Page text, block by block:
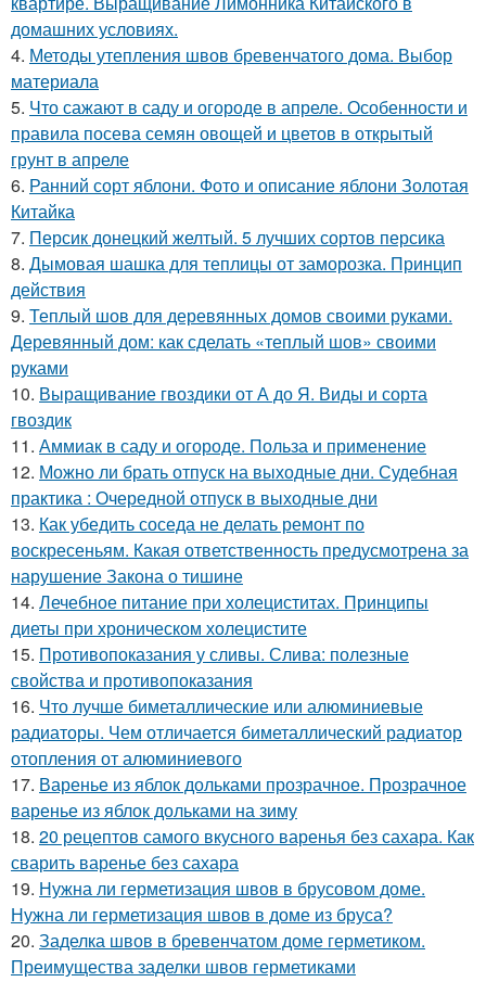
домашних условиях.
4. Методы утепления швов бревенчатого дома. Выбор
материала
5. Что сажают в саду и огороде в апреле. Особенности и
правила посева семян овощей и цветов в открытый
грунт в апреле
6. Ранний сорт яблони. Фото и описание яблони Золотая
Китайка
7. Персик донецкий желтый. 5 лучших сортов персика
8. Дымовая шашка для теплицы от заморозка. Принцип
действия
9. Теплый шов для деревянных домов своими руками.
Деревянный дом: как сделать «теплый шов» своими
руками
10. Выращивание гвоздики от А до Я. Виды и сорта
гвоздик
11. Аммиак в саду и огороде. Польза и применение
12. Можно ли брать отпуск на выходные дни. Судебная
практика : Очередной отпуск в выходные дни
13. Как убедить соседа не делать ремонт по
воскресеньям. Какая ответственность предусмотрена за
нарушение Закона о тишине
14. Лечебное питание при холециститах. Принципы
диеты при хроническом холецистите
15. Противопоказания у сливы. Слива: полезные
свойства и противопоказания
16. Что лучше биметаллические или алюминиевые
радиаторы. Чем отличается биметаллический радиатор
отопления от алюминиевого
17. Варенье из яблок дольками прозрачное. Прозрачное
варенье из яблок дольками на зиму
18. 20 рецептов самого вкусного варенья без сахара. Как
сварить варенье без сахара
19. Нужна ли герметизация швов в брусовом доме.
Нужна ли герметизация швов в доме из бруса?
20. Заделка швов в бревенчатом доме герметиком.
Преимущества заделки швов герметиками